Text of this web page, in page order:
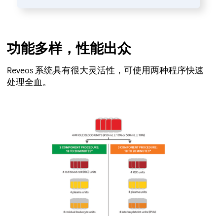
功能多样，性能出众
Reveos 系统具有很大灵活性，可使用两种程序快速
处理全血。